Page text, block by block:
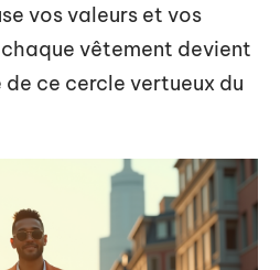
vos valeurs et vos
vêtement devient
ce cercle vertueux du